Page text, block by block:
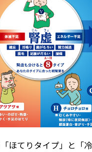
ほてりタイプ」と「冷